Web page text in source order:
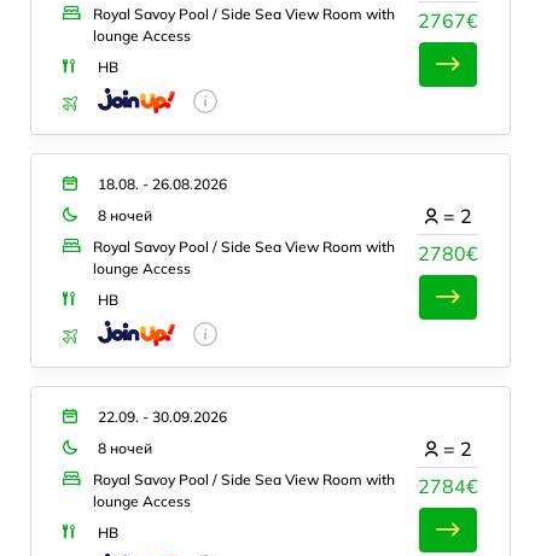
Royal Savoy Pool / Side Sea View Room with
lounge Access
HB
2767€
18.08. - 26.08.2026
8 ночей
Royal Savoy Pool / Side Sea View Room with
lounge Access
HB
2780€
= 2
22.09. - 30.09.2026
8 ночей
Royal Savoy Pool / Side Sea View Room with
lounge Access
HB
2784€
= 2